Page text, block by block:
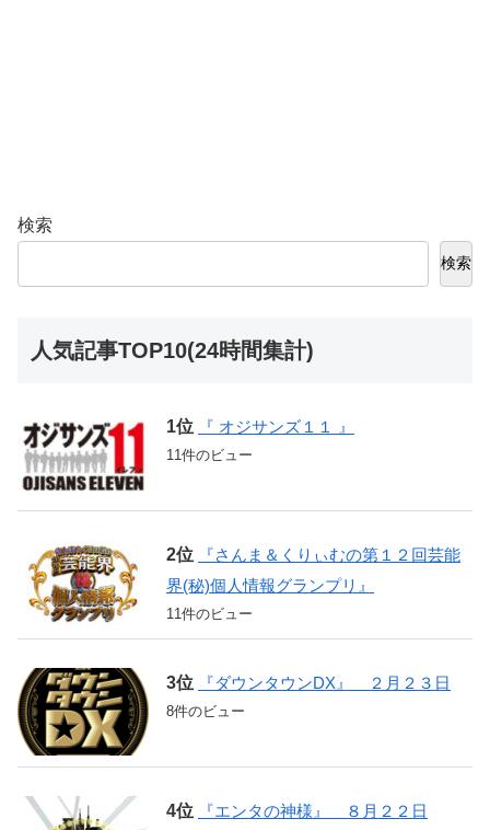
検索
検索
人気記事TOP10(24時間集計)
『 オジサンズ１１ 』
11件のビュー
『さんま＆くりぃむの第１２回芸能
界(秘)個人情報グランプリ』
11件のビュー
『ダウンタウンDX』 ２月２３日
8件のビュー
『エンタの神様』 ８月２２日